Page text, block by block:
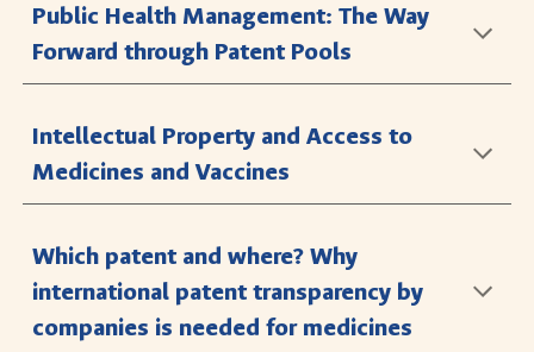
Public Health Management: The Way
Forward through Patent Pools
Intellectual Property and Access to
Medicines and Vaccines
Which patent and where? Why
international patent transparency by
companies is needed for medicines